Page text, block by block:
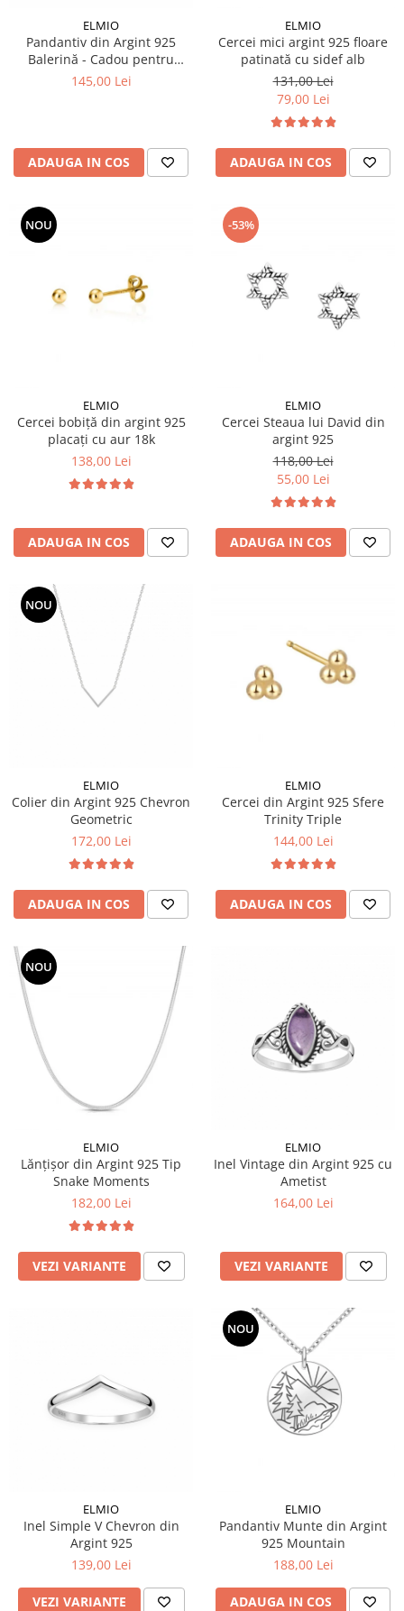
Vezi toate
BRATARI
Bratari Argint
Bratari cu Pietre
BROSE
VEZI TOATE BIJUTERIILE ELMIO
Colectia „ Bijuterii cu Email ”
Vezi toate
Cadouri Craciun
Cadouri de Lux
Cadouri Corporate
ELMIO
Pandantiv din Argint 925
Balerină - Cadou pentru
Dansatoare
145,00 Lei
ADAUGA IN COS
ELMIO
Cercei mici argint 925 floare
patinată cu sidef alb
131,00 Lei
79,00 Lei
ADAUGA IN COS
NOU
ELMIO
Cercei bobiță din argint 925
placați cu aur 18k
138,00 Lei
ADAUGA IN COS
-53%
ELMIO
Cercei Steaua lui David din
argint 925
118,00 Lei
55,00 Lei
ADAUGA IN COS
NOU
ELMIO
Colier din Argint 925 Chevron
Geometric
172,00 Lei
ADAUGA IN COS
ELMIO
Cercei din Argint 925 Sfere
Trinity Triple
144,00 Lei
ADAUGA IN COS
NOU
ELMIO
Lănțișor din Argint 925 Tip
Snake Moments
182,00 Lei
VEZI VARIANTE
ELMIO
Inel Vintage din Argint 925 cu
Ametist
164,00 Lei
VEZI VARIANTE
ELMIO
Inel Simple V Chevron din
Argint 925
139,00 Lei
VEZI VARIANTE
NOU
ELMIO
Pandantiv Munte din Argint
925 Mountain
188,00 Lei
ADAUGA IN COS